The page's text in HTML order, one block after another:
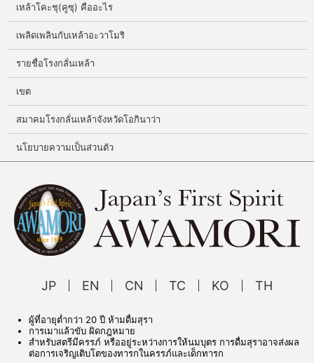
เหล้าโคะชุ(คูซุ) คืออะไร
เพลิดเพลินกับเหล้าอะวาโมริ
รายชื่อโรงกลั่นเหล้า
เขต
สมาคมโรงกลั่นเหล้าจังหวัดโอกินาว่า
นโยบายความเป็นส่วนตัว
JP EN CN TC KO TH
ผู้ที่อายุต่ำกว่า 20 ปี ห้ามดื่มสุรา
การเมาแล้วขับ ผิดกฎหมาย
สำหรับสตรีมีครรภ์ หรืออยู่ระหว่างการให้นมบุตร การดื่มสุราอาจส่งผล
ต่อการเจริญเติบโตของทารกในครรภ์และเด็กทารก